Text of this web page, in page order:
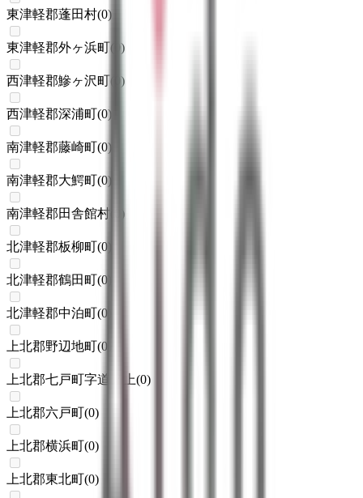
東津軽郡蓬田村(0)
東津軽郡外ヶ浜町( )
西津軽郡鰺ヶ沢町 )
西津軽郡深浦町(0)
南津軽郡藤崎町(0)
南津軽郡大鰐町(0)
南津軽郡田舎館村 )
北津軽郡板柳町(0
北津軽郡鶴田町(0
北津軽郡中泊町(0
上北郡野辺地町(0
上北郡七戸町字道ノ上(0)
上北郡六戸町(0)
上北郡横浜町(0)
上北郡東北町(0)